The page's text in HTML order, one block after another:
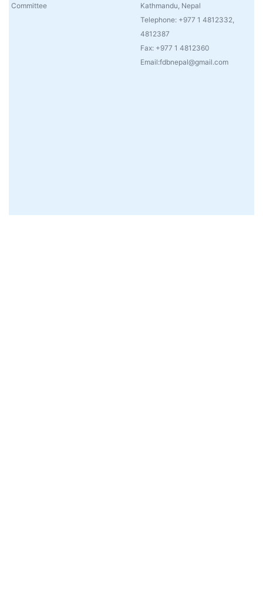
Committee
Kathmandu, Nepal
Telephone: +977 1 4812332,
4812387
Fax: +977 1 4812360
Email:fdbnepal@gmail.com